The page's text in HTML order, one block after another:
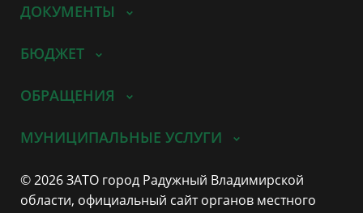
ДОКУМЕНТЫ
БЮДЖЕТ
ОБРАЩЕНИЯ
МУНИЦИПАЛЬНЫЕ УСЛУГИ
© 2026 ЗАТО город Радужный Владимирской
области, официальный сайт органов местного